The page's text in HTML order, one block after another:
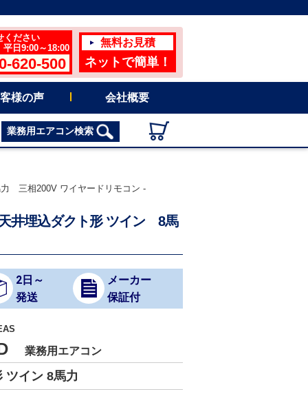
ください
日9:00～18:00
620-500
無料お見積
ネットで簡単！
様の声 会社概要
業務用エアコン検索
三相200V ワイヤードリモコン -
埋込ダクト形 ツイン 8馬
2日～
発送
メーカー
保証付
業務用エアコン
ツイン 8馬力